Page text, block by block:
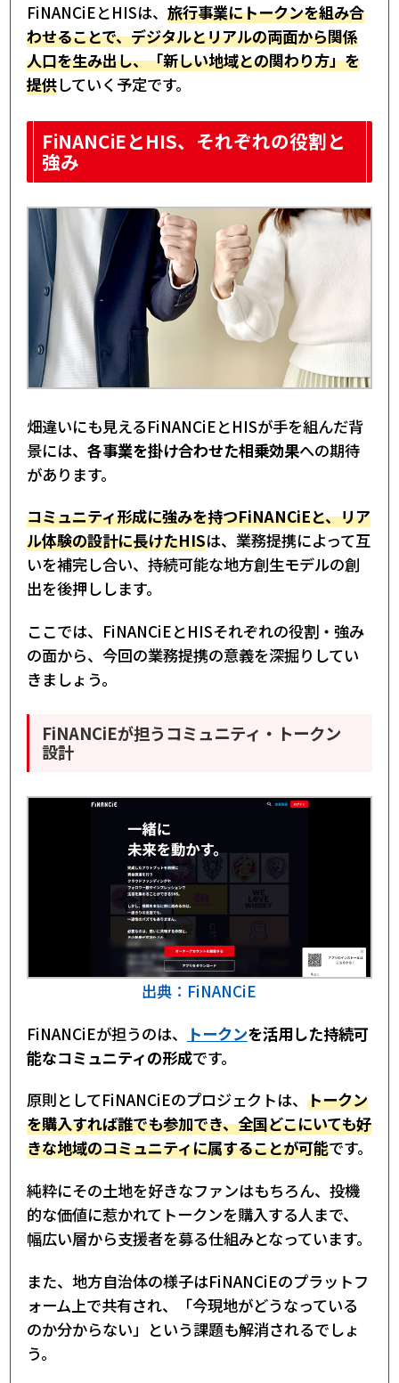
FiNANCiEとHISは、 旅行事業にトークンを組み合
わせることで、デジタルとリアルの両面から関係
人口を生み出し、「新しい地域との関わり方」を
提供していく予定です。
FiNANCiEとHIS、それぞれの役割と
強み
畑違いにも見えるFiNANCiEとHISが手を組んだ背
景には、 各事業を掛け合わせた相乗効果への期待
があります。
コミュニティ形成に強みを持つFiNANCiEと、リア
ル体験の設計に長けたHISは、業務提携によって互
いを補完し合い、持続可能な地方創生モデルの創
出を後押しします。
ここでは、FiNANCiEとHISそれぞれの役割・強み
の面から、今回の業務提携の意義を深掘りしてい
きましょう。
FiNANCiEが担うコミュニティ・トークン
設計
出典：FiNANCiE
FiNANCiEが担うのは、
トークンを活用した持続可
能なコミュニティの形成です。
原則としてFiNANCiEのプロジェクトは、 トークン
を購入すれば誰でも参加でき、全国どこにいても好
きな地域のコミュニティに属することが可能です。
純粋にその土地を好きなファンはもちろん、投機
的な価値に惹かれてトークンを購入する人まで、
幅広い層から支援者を募る仕組みとなっています。
また、地方自治体の様子はFiNANCiEのプラットフ
ォーム上で共有され、「今現地がどうなっている
のか分からない」という課題も解消されるでしょ
う。